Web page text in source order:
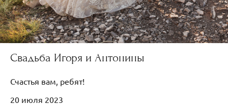
Свадьба Игоря и Антонины
Счастья вам, ребят!
20 июля 2023